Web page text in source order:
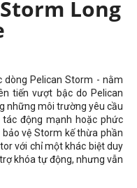
Long
dòng Pelican Storm - nằm
tiến vượt bậc do Pelican
những môi trường yêu cầu
động mạnh hoặc phức
vệ Storm kế thừa phần
với chỉ một khác biệt duy
khóa tự động, nhưng vẫn